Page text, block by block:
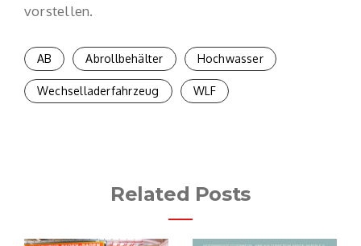
vorstellen.
AB Abrollbehälter Hochwasser
Wechselladerfahrzeug WLF
Related Posts